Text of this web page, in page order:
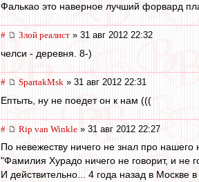
Фалькао это наверное лучший форвард
# Злой реалист » 31 авг 2012 22:32
челси - деревня. 8-)
# SpartakMsk » 31 авг 2012 22:31
Ептыть, ну не поедет он к нам (((
# Rip van Winkle » 31 авг 2012 22:27
По невежеству ничего не знал про нашего
"Фамилия Хурадо ничего не говорит, и не
И действительно... 4 года назад в Москве